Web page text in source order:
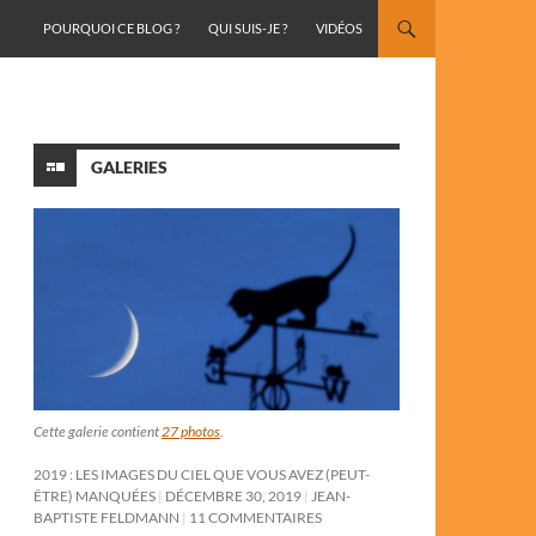
POURQUOI CE BLOG ?
QUI SUIS-JE ? VIDÉOS
GALERIES
Cette galerie contient27 photos.
2019 : LES IMAGES DU CIEL QUE VOUS AVEZ (PEUT-
ÊTRE) MANQUÉES DÉCEMBRE 30, 2019 JEAN-
BAPTISTE FELDMANN
11 COMMENTAIRES